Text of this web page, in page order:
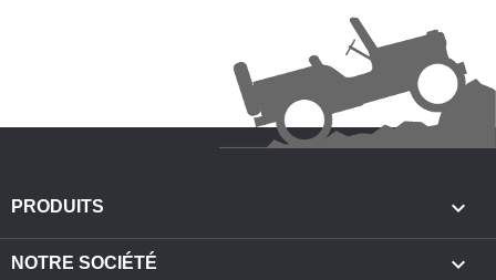
PRODUITS 
NOTRE SOCIÉTÉ 